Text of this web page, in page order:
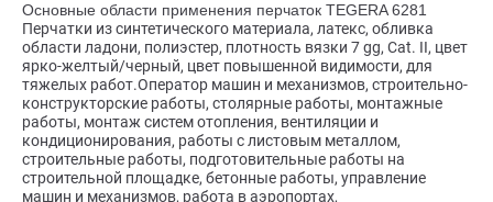
Основные области применения перчаток TEGERA 6281
Перчатки из синтетического материала, латекс, обливка
области ладони, полиэстер, плотность вязки 7 gg, Cat. II, цвет
ярко-желтый/черный, цвет повышенной видимости, для
тяжелых работ.Оператор машин и механизмов, строительно-
конструкторские работы, столярные работы, монтажные
работы, монтаж систем отопления, вентиляции и
кондиционирования, работы с листовым металлом,
строительные работы, подготовительные работы на
строительной площадке, бетонные работы, управление
машин и механизмов, работа в аэропортах,